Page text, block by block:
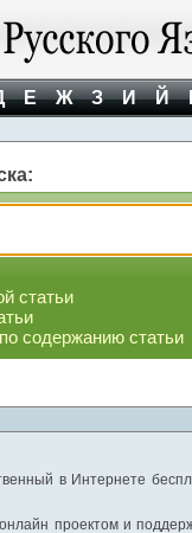
Е Ж З И Й
статьи
содержанию статьи
в Интернете
проектом и